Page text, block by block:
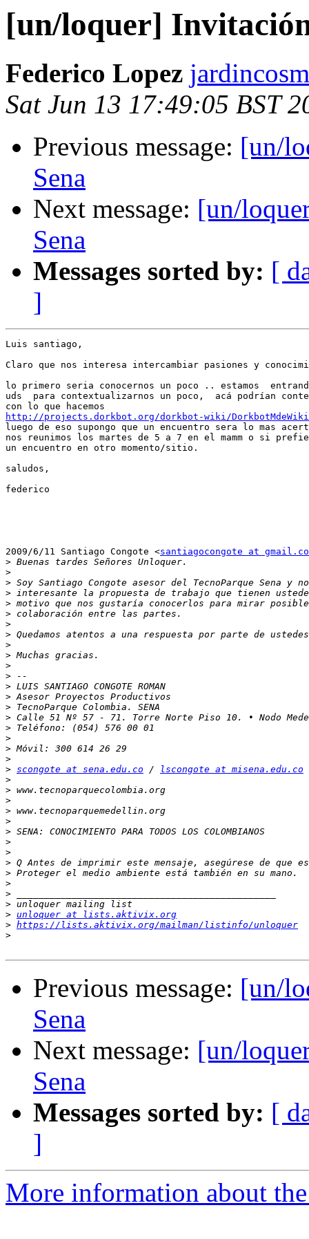
[un/loquer]
Federico Lopez
Sat Jun 13 17:49:05 BST
Previous message: [un/
Sena
Next message: [un/
Sena
Messages sorted by: [
]
Luis santiago,
Claro que nos interesa intercambiar pasiones y
lo primero seria conocernos un poco .. estamos
uds  para contextualizarnos un poco,  acá podrían
http://projects.dorkbot.org/dorkbot-wiki/
luego de eso supongo que un encuentro sera lo mas
nos reunimos los martes de 5 a 7 en el mamm o si
un encuentro en otro momento/sitio.
saludos,
federico
2009/6/11 Santiago Congote <santiagocongote at
>
>
>
>
>
>
>
>
>
>
>
>
>
>
>
>
>
>
>
>
> scongote at sena.edu.co /
lscongote at misena.edu.co
>
>
>
>
>
>
>
>
>
>
>
>
>
> unloquer at lists.aktivix.org
> https://lists.aktivix.org/mailman/listinfo/unloquer
>
Previous message: [un/
Sena
Next message: [un/
Sena
Messages sorted by: [
]
More information about